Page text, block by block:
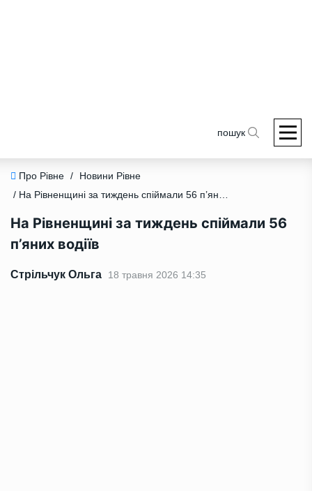
пошук
Про Рівне /
Новини Рівне
/ На Рівненщині за тиждень спіймали 56 п’яних водіїв
На Рівненщині за тиждень спіймали 56
п’яних водіїв
Стрільчук Ольга 18 травня 2026 14:35